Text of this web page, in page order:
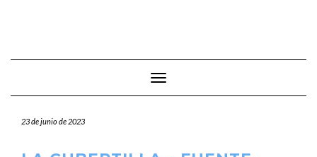
Cambiar modo de navegación
23 de junio de 2023